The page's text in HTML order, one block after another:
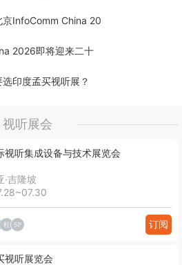
京InfoComm China 20
2026即将迎来二十
印度孟买视听展？
视听展会
视听集成设备与技术展览会
·吉隆坡
订阅
视听展览会